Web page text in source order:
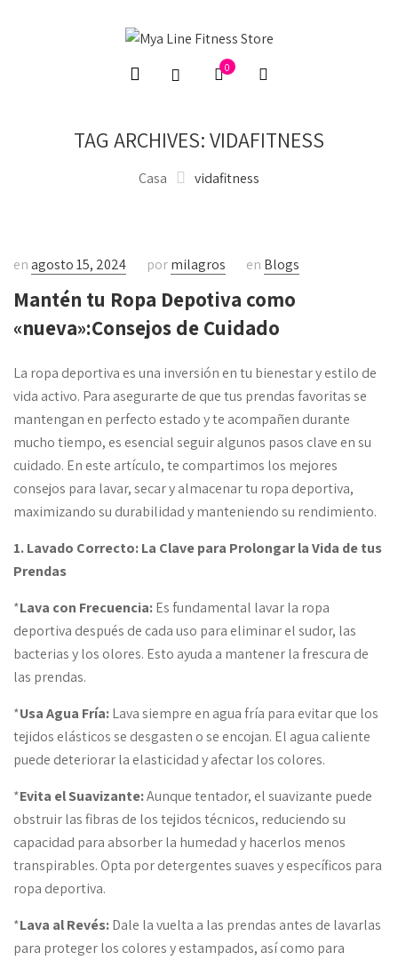
0
TAG ARCHIVES: VIDAFITNESS
Casa vidafitness
enagosto 15, 2024 pormilagros en Blogs
Mantén tu Ropa Depotiva como
«nueva»:Consejos de Cuidado
La ropa deportiva es una inversión en tu bienestar y estilo de
vida activo. Para asegurarte de que tus prendas favoritas se
mantengan en perfecto estado y te acompañen durante
mucho tiempo, es esencial seguir algunos pasos clave en su
cuidado. En este artículo, te compartimos los mejores
consejos para lavar, secar y almacenar tu ropa deportiva,
maximizando su durabilidad y manteniendo su rendimiento.
1. Lavado Correcto: La Clave para Prolongar la Vida de tus
Prendas
*Lava con Frecuencia:Es fundamental lavar la ropa
deportiva después de cada uso para eliminar el sudor, las
bacterias y los olores. Esto ayuda a mantener la frescura de
las prendas.
*Usa Agua Fría:Lava siempre en agua fría para evitar que los
tejidos elásticos se desgasten o se encojan. El agua caliente
puede deteriorar la elasticidad y afectar los colores.
*Evita el Suavizante:Aunque tentador, el suavizante puede
obstruir las fibras de los tejidos técnicos, reduciendo su
capacidad para absorber la humedad y hacerlos menos
transpirables. Opta por detergentes suaves y específicos para
ropa deportiva.
*Lava al Revés:Dale la vuelta a las prendas antes de lavarlas
para proteger los colores y estampados, así como para